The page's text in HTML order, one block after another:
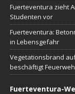
Fuerteventura zieht
Studenten vor
Fuerteventura:
in Lebensgefahr
Vegetationsbrand
beschäftigt
Fuerteventura-